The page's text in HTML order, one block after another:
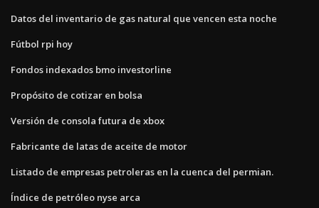
Datos del inventario de gas natural que vencen esta noche
Fútbol rpi hoy
Fondos indexados bmo investorline
Propósito de cotizar en bolsa
Versión de consola futura de xbox
Fabricante de latas de aceite de motor
Listado de empresas petroleras en la cuenca del permian.
Índice de petróleo nyse arca